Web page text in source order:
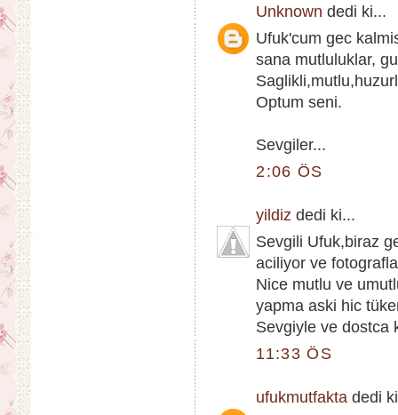
Unknown dedi ki...
Ufuk'cum gec
sana mutluluklar,
Optum seni.
Sevgiler...
2:06 ÖS
yildiz dedi ki...
Sevgili Ufuk,biraz
aciliyor ve
Nice mutlu ve
yapma aski hic
Sevgiyle ve dostca
11:33 ÖS
ufukmutfakta dedi